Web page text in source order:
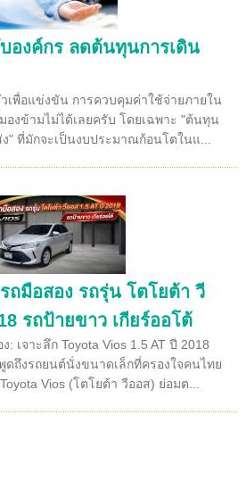
องค์กร ลดต้นทุนการเดิน
เพื่อแข่งขัน การควบคุมค่าใช้จ่ายภายใน
องข้ามไม่ได้เลยครับ โดยเฉพาะ "ต้นทุน
" ที่มักจะเป็นงบประมาณก้อนโตในแ...
ถมือสอง รถรุ่น โตโยต้า วี
รถป้ายขาว เกียร์ออโต้
เจาะลึก Toyota Vios 1.5 AT ปี 2018
ถึงรถยนต์นั่งขนาดเล็กที่ครองใจคนไทย
Vios (โตโยต้า วีออส) ย่อมต...